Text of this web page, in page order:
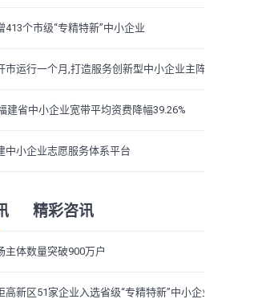
413个市级“专精特新”中小企业
市运行一个月,打造服务创新型中小企业主阵地成效初显
建省中小企业宽带平均资费降幅39.26%
中小企业志愿服务体系平台
精彩咨讯
主体数量突破900万户
高新区51家企业入选省级“专精特新”中小企业